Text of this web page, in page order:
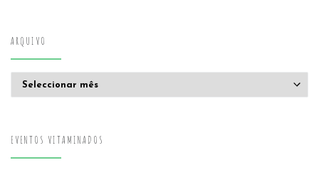
ARQUIVO
EVENTOS VITAMINADOS